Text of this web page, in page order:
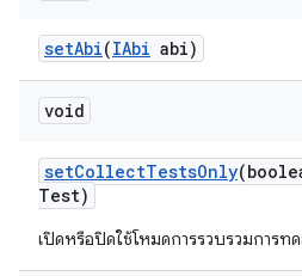
setAbi(IAbi abi)
void
setCollectTestsOnly
Test)
เปิดหรือปิดใช้โหมดการรวบรวมการท